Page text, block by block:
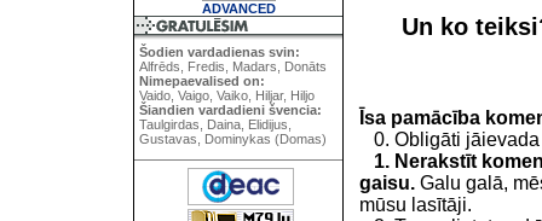
ADVANCED
Šodien vardadienas svin:
Alfrēds, Fredis, Madars, Donāts
Nimepaevalised on:
Vaido, Vaigo, Vaiko, Hiljar, Hiljo
Šiandien vardadieni švencia:
Taulgirdas, Daina, Elidijus,
Gustavas, Dominykas (Domas)
Un ko
Īsa pamācība
0. Obligāti jāievada
1. Nerakstīt
gaisu. Galu galā,
mūsu lasītāji.